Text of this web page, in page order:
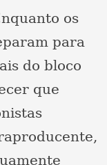
os
para
do bloco
que